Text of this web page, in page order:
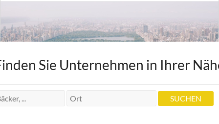
Zahnärztliche Gemeinschaftspraxis
Sie Unternehmen in Ihrer